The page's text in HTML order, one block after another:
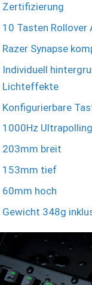
Zertifizierung
10 Tasten Rollover
Razer Synapse
Individuell
Lichteffekte
Konfigurierbare
1000Hz Ultrapolling
203mm breit
153mm tief
60mm hoch
Gewicht 348g